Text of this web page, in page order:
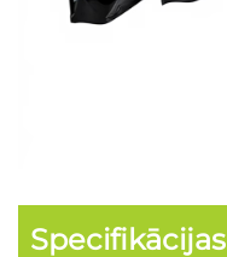
Specifikācijas